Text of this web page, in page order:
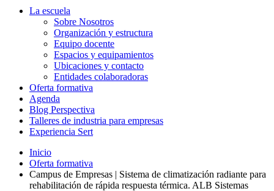
La escuela
Sobre Nosotros
Organización y estructura
Equipo docente
Espacios y equipamientos
Ubicaciones y contacto
Entidades colaboradoras
Oferta formativa
Agenda
Blog Perspectiva
Talleres de industria para empresas
Experiencia Sert
Inicio
Oferta formativa
Campus de Empresas | Sistema de climatización radiante para
rehabilitación de rápida respuesta térmica. ALB Sistemas